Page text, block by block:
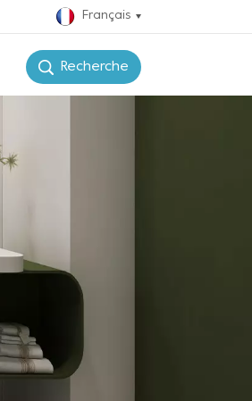
Français
Recherche